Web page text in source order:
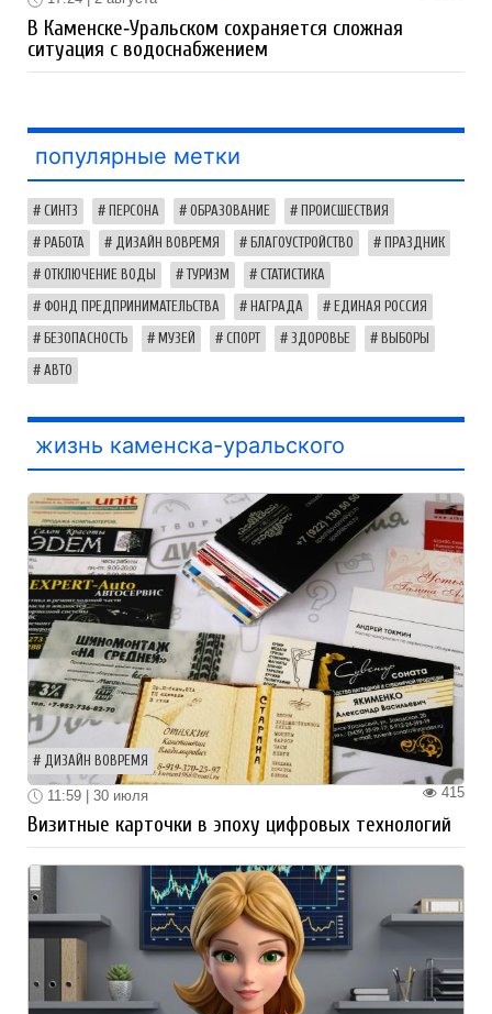
В Каменске‑Уральском сохраняется сложная
ситуация с водоснабжением
популярные метки
СИНТЗ ПЕРСОНА ОБРАЗОВАНИЕ ПРОИСШЕСТВИЯ
РАБОТА ДИЗАЙН ВОВРЕМЯ БЛАГОУСТРОЙСТВО ПРАЗДНИК
ОТКЛЮЧЕНИЕ ВОДЫ ТУРИЗМ СТАТИСТИКА
ФОНД ПРЕДПРИНИМАТЕЛЬСТВА НАГРАДА ЕДИНАЯ РОССИЯ
БЕЗОПАСНОСТЬ МУЗЕЙ СПОРТ ЗДОРОВЬЕ ВЫБОРЫ
АВТО
жизнь каменска-уральского
ДИЗАЙН ВОВРЕМЯ
415
11:59 | 30 июля
Визитные карточки в эпоху цифровых технологий